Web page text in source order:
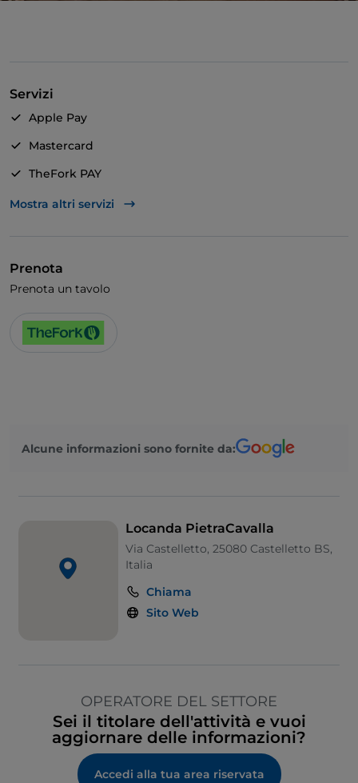
Servizi
Apple Pay
Mastercard
TheFork PAY
Unionpay via TheFork PAY
Animali ammessi
Mostra altri servizi
Prenota
Prenota un tavolo
Alcune informazioni sono fornite da:
Locanda PietraCavalla
Via Castelletto, 25080 Castelletto BS,
Italia
Chiama
Sito Web
OPERATORE DEL SETTORE
Sei il titolare dell'attività e vuoi
aggiornare delle informazioni?
Accedi alla tua area riservata